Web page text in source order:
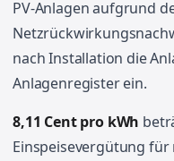
PV-Anlagen aufgrund
nach Installation die
Anlagenregister ein.
8,11 Cent pro kWh
Einspeisevergütung für